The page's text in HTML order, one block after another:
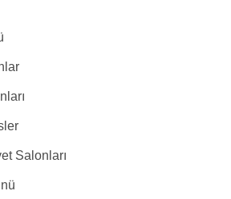
Salonları